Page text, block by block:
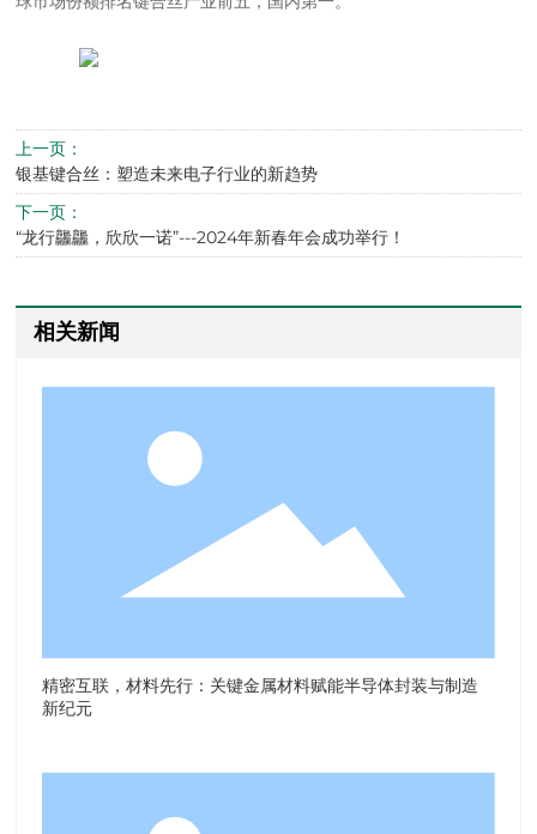
上一页：
银基键合丝：塑造未来电子行业的新趋势
下一页：
“龙行龘龘，欣欣一诺”---2024年新春年会成功举行！
相关新闻
精密互联，材料先行：关键金属材料赋能半导体封装与制造
新纪元